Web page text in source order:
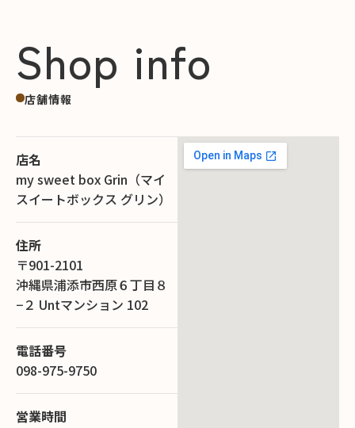
Shop info
店舗情報
店名
my sweet box Grin（マイ
スイートボックス グリン）
住所
〒901-2101
沖縄県浦添市西原６丁目８
−２ Untマンション 102
電話番号
098-975-9750
営業時間